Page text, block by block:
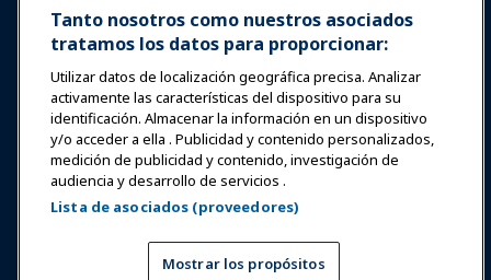
Investigación y Reportes
Acerca de IAAPA
Socios
Copyright © 2026 Asociación Internacional de Parques de
Atracciones y Atracciones. Todos los derechos reservados.
Política de Privacidad
Aviso de traducción
Tanto nosotros como nuestros asociados
tratamos los datos para proporcionar:
Utilizar datos de localización geográfica precisa. Analizar
activamente las características del dispositivo para su
identificación. Almacenar la información en un dispositivo
y/o acceder a ella . Publicidad y contenido personalizados,
medición de publicidad y contenido, investigación de
audiencia y desarrollo de servicios .
Lista de asociados (proveedores)
Mostrar los propósitos